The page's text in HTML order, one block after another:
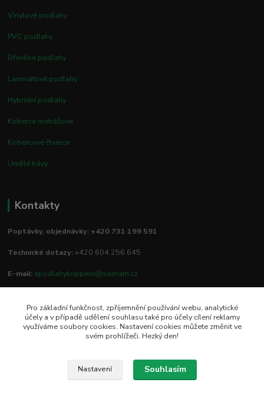
Vinylové podlahy
PVC podlahy
Dřevěné podlahy
Laminátové podlahy
Hybridní podlahy
Koberce metrážové
Kobercové čtverce
Umělé trávy
Kontakty
Poptávky, objednávky: +420 731 199 591
Technické dotazy:+420 604 256 645
E-mail: epodlahykoppino@seznam.cz
Prodejna/vzorkovna:
Studio Podlah
Mírové náměstí 16/15
Pro základní funkčnost, zpříjemnění používání webu, analytické
účely a v případě udělení souhlasu také pro účely cílení reklamy
využíváme soubory cookies. Nastavení cookies můžete změnit ve
svém prohlížeči. Hezký den!
Nastavení Souhlasím